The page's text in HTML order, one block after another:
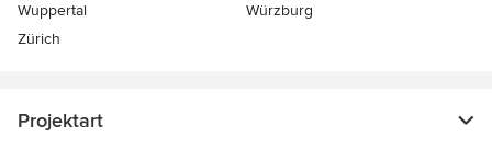
Wuppertal
Würzburg
Zürich
Projektart